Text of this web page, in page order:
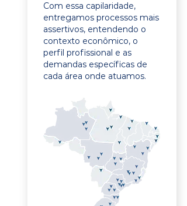
Com essa capilaridade,
entregamos processos mais
assertivos, entendendo o
contexto econômico, o
perfil profissional e as
demandas específicas de
cada área onde atuamos.